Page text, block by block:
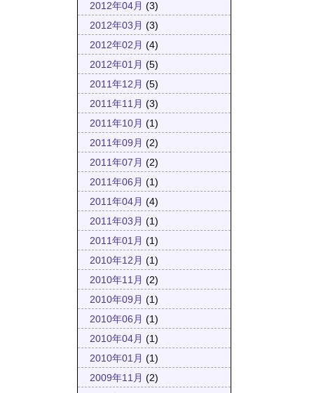
2012年04月 (3)
2012年03月 (3)
2012年02月 (4)
2012年01月 (5)
2011年12月 (5)
2011年11月 (3)
2011年10月 (1)
2011年09月 (2)
2011年07月 (2)
2011年06月 (1)
2011年04月 (4)
2011年03月 (1)
2011年01月 (1)
2010年12月 (1)
2010年11月 (2)
2010年09月 (1)
2010年06月 (1)
2010年04月 (1)
2010年01月 (1)
2009年11月 (2)